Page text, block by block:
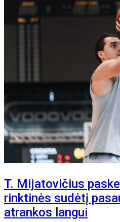
T. Mijatovičius
rinktinės sudėtį
atrankos langui